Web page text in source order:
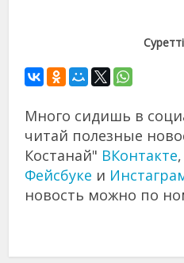
Много сидишь в
читай полезные
Костанай" ВКонтакте
Фейсбуке и
новость можно по